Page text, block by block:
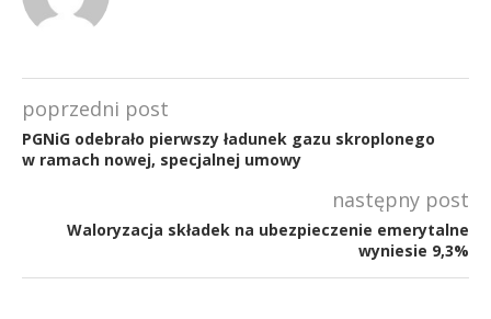
poprzedni post
PGNiG odebrało pierwszy ładunek gazu skroplonego
w ramach nowej, specjalnej umowy
następny post
Waloryzacja składek na ubezpieczenie emerytalne
wyniesie 9,3%